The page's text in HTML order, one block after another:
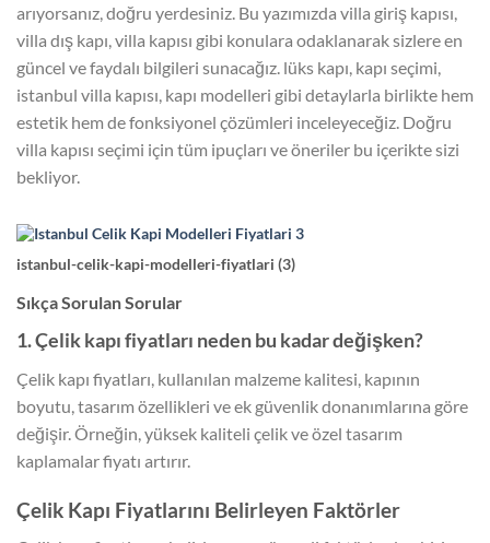
arıyorsanız, doğru yerdesiniz. Bu yazımızda villa giriş kapısı,
villa dış kapı, villa kapısı gibi konulara odaklanarak sizlere en
güncel ve faydalı bilgileri sunacağız. lüks kapı, kapı seçimi,
istanbul villa kapısı, kapı modelleri gibi detaylarla birlikte hem
estetik hem de fonksiyonel çözümleri inceleyeceğiz. Doğru
villa kapısı seçimi için tüm ipuçları ve öneriler bu içerikte sizi
bekliyor.
istanbul-celik-kapi-modelleri-fiyatlari (3)
Sıkça Sorulan Sorular
1. Çelik kapı fiyatları neden bu kadar değişken?
Çelik kapı fiyatları, kullanılan malzeme kalitesi, kapının
boyutu, tasarım özellikleri ve ek güvenlik donanımlarına göre
değişir. Örneğin, yüksek kaliteli çelik ve özel tasarım
kaplamalar fiyatı artırır.
Çelik Kapı Fiyatlarını Belirleyen Faktörler